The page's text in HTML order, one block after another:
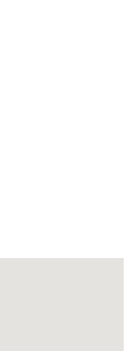
in iedere